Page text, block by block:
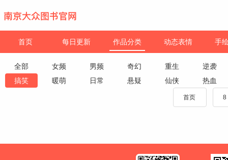
首页 每日更新 作品分类 动态表情 手
全部 女频 男频 奇幻 重生
逆袭
搞笑
暖萌 日常 悬疑 仙侠 热血
首页 8